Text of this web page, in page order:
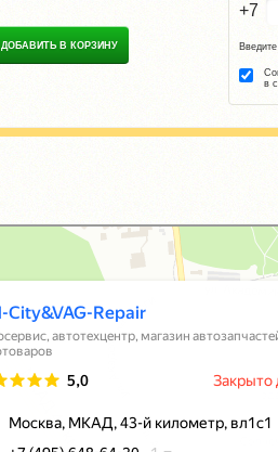
ДОБАВИТЬ В КОРЗИНУ
+7
в